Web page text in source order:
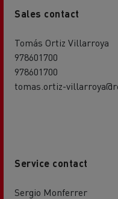
Sales contact
Tomás Ortiz Villarroya
978601700
978601700
tomas.ortiz-
Service contact
Sergio Monferrer